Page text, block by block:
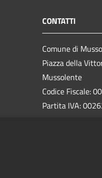
CONTATTI
Comune di
Piazza della
Mussolente
Codice Fiscale:
Partita IVA: